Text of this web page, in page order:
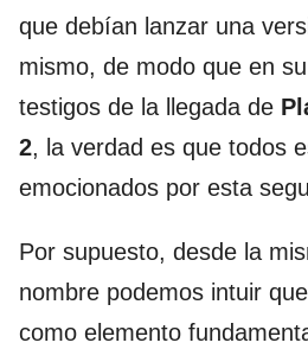
que debían lanzar una
mismo, de modo que en
testigos de la llegada de
2, la verdad es que todos
emocionados por esta
Por supuesto, desde la
nombre podemos intuir
como elemento